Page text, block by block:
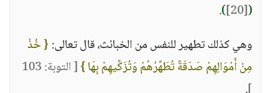
(
[20]
)
.
وهي كذلك تطهير للنفس من الخبائث، قال تعالى:{ خُذْ
مِنْ أَمْوَالِهِمْ صَدَقَةً تُطَهِّرُهُمْ وَتُزَكِّيهِمْ بِهَا }
[ التوبة: 103